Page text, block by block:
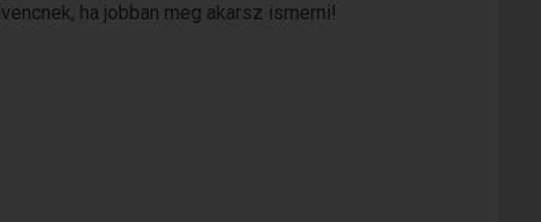
ha jobban meg akarsz ismerni!